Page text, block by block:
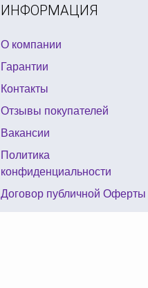
ИНФОРМАЦИЯ
О компании
Гарантии
Контакты
Отзывы покупателей
Вакансии
Политика
конфиденциальности
Договор публичной Оферты